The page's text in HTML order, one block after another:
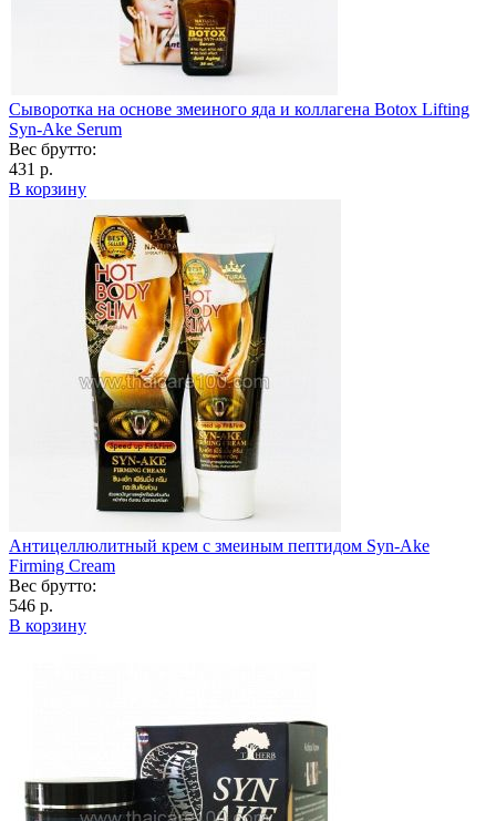
Сыворотка на основе змеиного яда и коллагена Botox Lifting
Syn-Ake Serum
Вес брутто:
431 р.
В корзину
Антицеллюлитный крем с змеиным пептидом Syn-Ake
Firming Cream
Вес брутто:
546 р.
В корзину